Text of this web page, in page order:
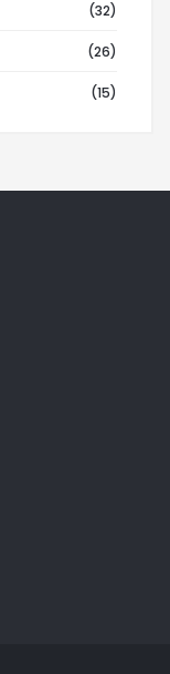
(32)
(26)
(15)